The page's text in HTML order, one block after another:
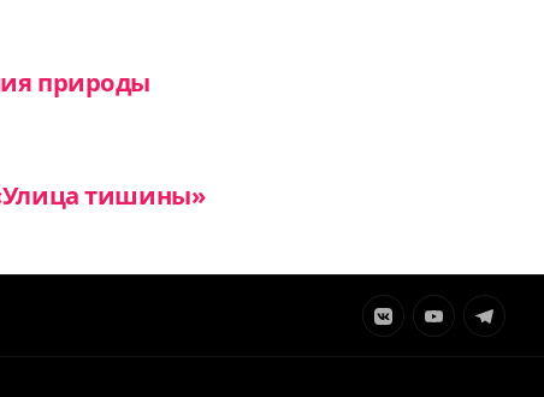
природы
тишины»
ЭлементЭлементЭлемент